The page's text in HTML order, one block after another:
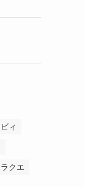
ィ
ラクエ